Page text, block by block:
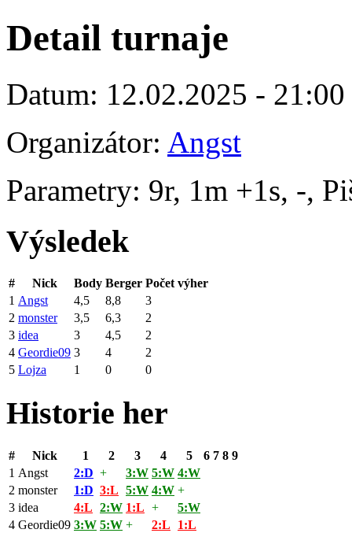
Detail turnaje
Datum: 12.02.2025 - 21:00
Organizátor: Angst
Parametry: 9r, 1m +1s, -,
Výsledek
# Nick Body Berger Počet výher
1 Angst 4,5 8,8
3
2 monster 3,5 6,3
2
3 idea 3 4,5
2
4 Geordie09 3 4
2
5 Lojza 1 0 0
Historie her
# Nick 1 2 3 4 5 6 7 8 9
1 Angst 2:D + 3:W 5:W 4:W
2 monster 1:D 3:L 5:W 4:W +
3 idea 4:L 2:W 1:L +
5:W
4 Geordie09 3:W 5:W + 2:L
1:L